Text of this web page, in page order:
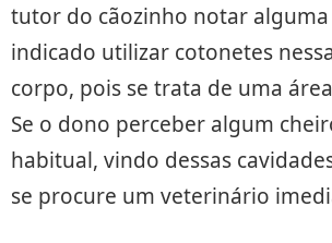
tutor do cãozinho notar alguma
indicado utilizar cotonetes
corpo, pois se trata de uma
Se o dono perceber algum
habitual, vindo dessas
se procure um veterinário